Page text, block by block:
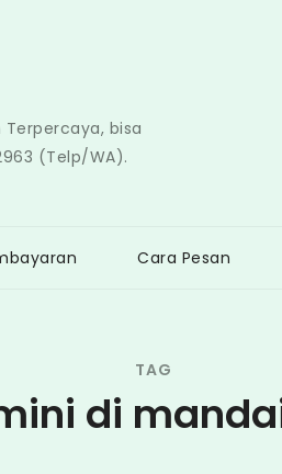
bisa
(Telp/WA).
Cara Pesan
TAG
di